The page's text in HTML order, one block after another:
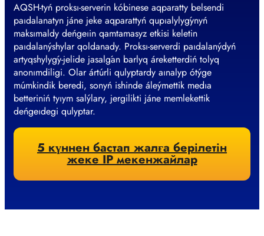
AQSH-tyń proksı-serverin kóbinese aqparatty belsendi
paıdalanatyn jáne jeke aqparattyń qupıalylyǵynyń
maksımaldy deńgeıin qamtamasyz etkisi keletin
paıdalanýshylar qoldanady. Proksı-serverdi paıdalanýdyń
artyqshylyǵy-jelide jasalǵan barlyq áreketterdiń tolyq
anonımdiligi. Olar ártúrli qulyptardy aınalyp ótýge
múmkindik beredi, sonyń ishinde áleýmettik medıa
betteriniń tyıym salýlary, jergilikti jáne memlekettik
deńgeıdegi qulyptar.
5 күннен бастап жалға берілетін
жеке IP мекенжайлар